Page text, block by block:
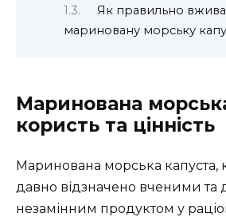
Як правильно
мариновану морську
Маринована
користь та цінність
Маринована морська капуста,
давно відзначено вченими та
незамінним продуктом у